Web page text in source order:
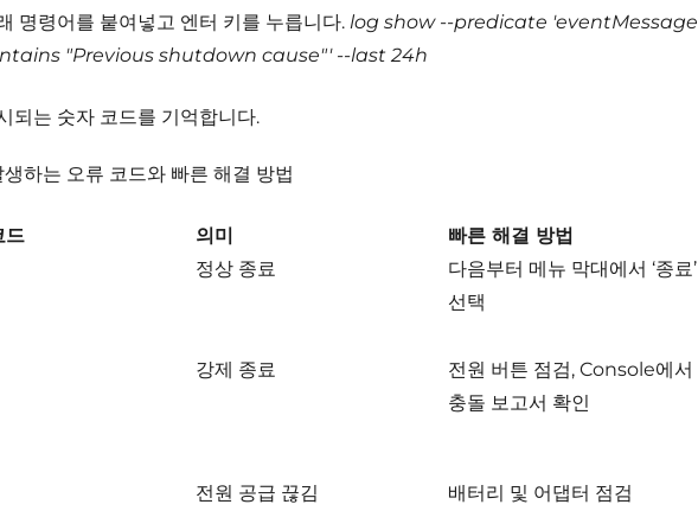
명령어를 붙여넣고 엔터 키를 누릅니다. log show --predicate 'eventMessage
"Previous shutdown cause"' --last 24h
되는 숫자 코드를 기억합니다.
생하는 오류 코드와 빠른 해결 방법
드 의미
빠른 해결 방법
정상 종료
다음부터 메뉴 막대에서 ‘종료’
선택
강제 종료
전원 버튼 점검, Console에서
충돌 보고서 확인
전원 공급 끊김 배터리 및 어댑터 점검